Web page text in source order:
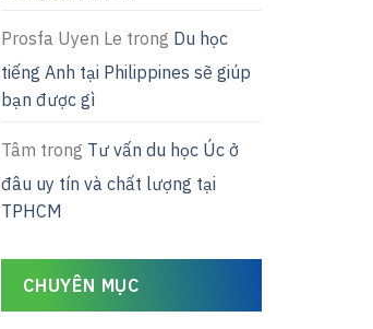
Prosfa Uyen Le trong Du học
tiếng Anh tại Philippines sẽ giúp
bạn được gì
Tâm trong Tư vấn du học Úc ở
đâu uy tín và chất lượng tại
TPHCM
CHUYÊN MỤC